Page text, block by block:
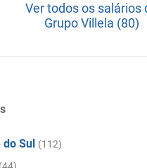
Ver todos os salários
Grupo Villela (80)
do Sul (112)